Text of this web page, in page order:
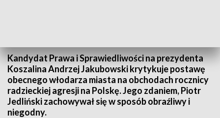
Kandydat Prawa i Sprawiedliwości na prezydenta
Koszalina Andrzej Jakubowski krytykuje postawę
obecnego włodarza miasta na obchodach rocznicy
radzieckiej agresji na Polskę. Jego zdaniem, Piotr
Jedliński zachowywał się w sposób obraźliwy i
niegodny.